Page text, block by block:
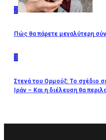
2
Πώς θα πάρετε μεγαλύτερη
3
Στενά του Ορμούζ: Το σχέδιο
Ιράν – Και η διέλευση θα